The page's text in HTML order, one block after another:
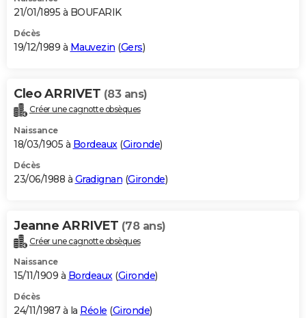
21/01/1895 à BOUFARIK
Décès
19/12/1989 à Mauvezin (Gers)
Cleo ARRIVET (83 ans)
Créer une cagnotte obsèques
Naissance
18/03/1905 à Bordeaux (Gironde)
Décès
23/06/1988 à Gradignan (Gironde)
Jeanne ARRIVET (78 ans)
Créer une cagnotte obsèques
Naissance
15/11/1909 à Bordeaux(Gironde)
Décès
24/11/1987 à la Réole (Gironde)